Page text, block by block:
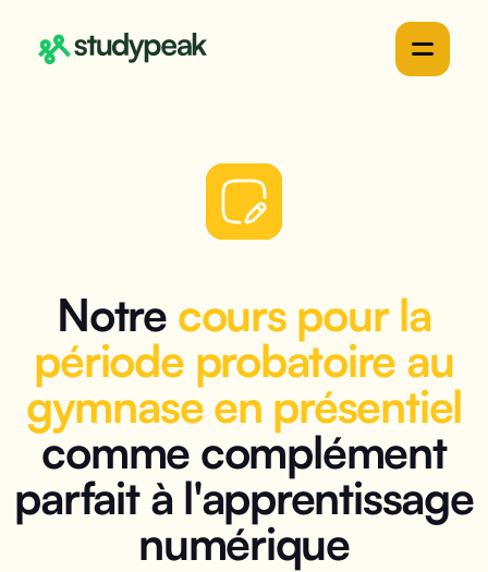
Notre cours pour la
période probatoire au
gymnase en présentiel
comme complément
parfait à l'apprentissage
numérique